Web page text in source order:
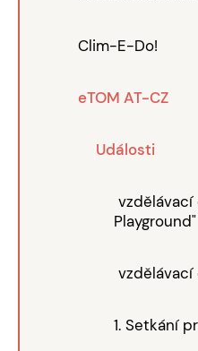
Clim-E-Do!
eTOM AT-CZ
Události
vzdělávací
Playground"
vzdělávací
1. Setkání